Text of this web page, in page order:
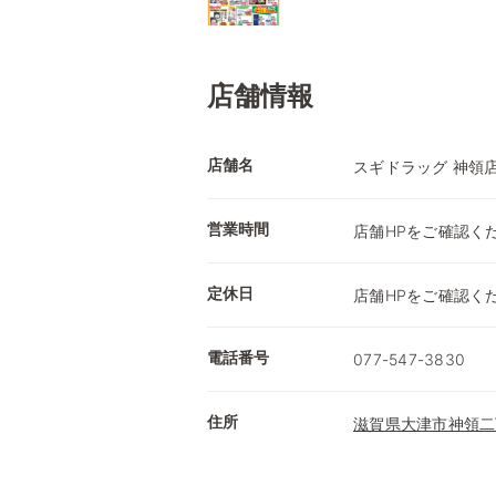
店舗情報
店舗名 スギドラッグ 神領
営業時間 店舗HPをご確認く
定休日 店舗HPをご確認く
電話番号 077-547-3830
住所 滋賀県大津市神領